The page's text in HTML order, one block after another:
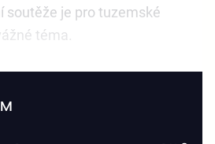
soutěže je pro tuzemské
téma.